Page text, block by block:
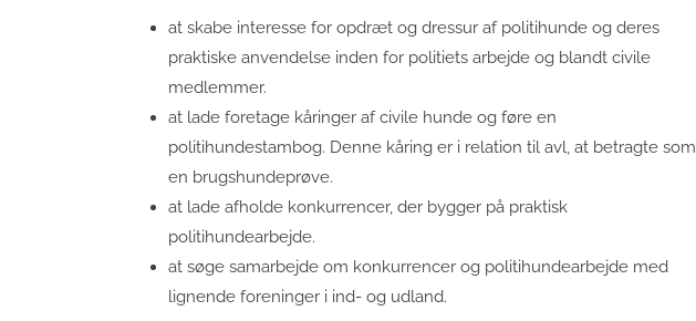
at skabe interesse for opdræt og dressur af politihunde og deres
praktiske anvendelse inden for politiets arbejde og blandt civile
medlemmer.
at lade foretage kåringer af civile hunde og føre en
politihundestambog. Denne kåring er i relation til avl, at betragte som
en brugshundeprøve.
at lade afholde konkurrencer, der bygger på praktisk
politihundearbejde.
at søge samarbejde om konkurrencer og politihundearbejde med
lignende foreninger i ind- og udland.